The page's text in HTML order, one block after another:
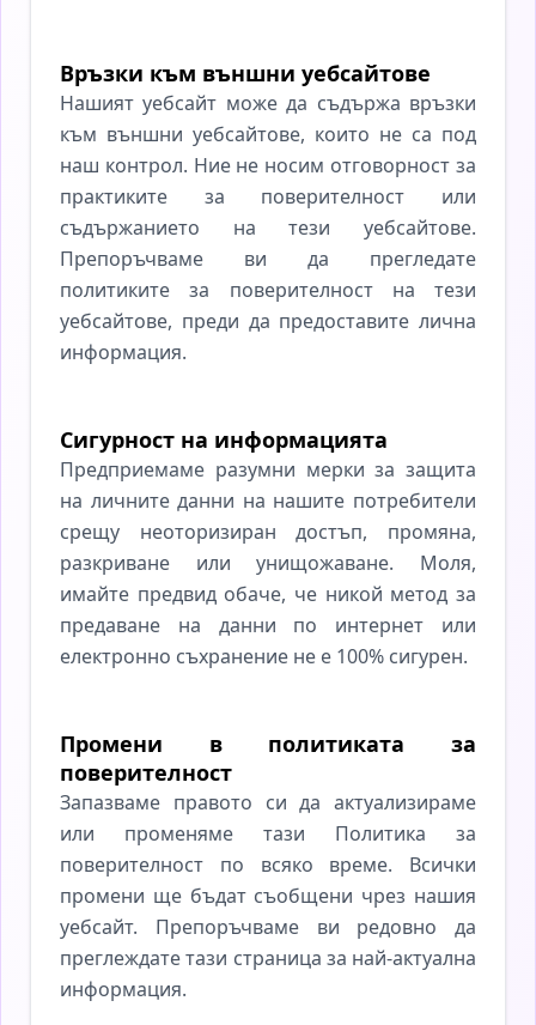
Връзки към външни уебсайтове
Нашият уебсайт може да съдържа връзки
към външни уебсайтове, които не са под
наш контрол. Ние не носим отговорност за
практиките за поверителност или
съдържанието на тези уебсайтове.
Препоръчваме ви да прегледате
политиките за поверителност на тези
уебсайтове, преди да предоставите лична
информация.
Сигурност на информацията
Предприемаме разумни мерки за защита
на личните данни на нашите потребители
срещу неоторизиран достъп, промяна,
разкриване или унищожаване. Моля,
имайте предвид обаче, че никой метод за
предаване на данни по интернет или
електронно съхранение не е 100% сигурен.
Промени в политиката за
поверителност
Запазваме правото си да актуализираме
или променяме тази Политика за
поверителност по всяко време. Всички
промени ще бъдат съобщени чрез нашия
уебсайт. Препоръчваме ви редовно да
преглеждате тази страница за най-актуална
информация.